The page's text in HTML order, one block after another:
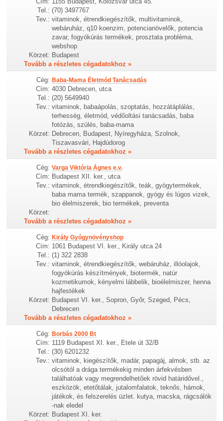
Tel.: (70) 3497767
Tev.: vitaminok, étrendkiegészítők, multivitaminok,
webáruház, q10 koenzim, potencianövelők, potencia
zavar, fogyókúrás termékek, prosztata probléma,
webshop
Körzet: Budapest
Tovább a részletes cégadatokhoz »
Cég: Baba-Mama Életmód Tanácsadás
Cím: 4030 Debrecen, utca
Tel.: (20) 5649940
Tev.: vitaminok, babaápolás, szoptatás, hozzátáplálás,
terhesség, életmód, védőoltási tanácsadás, baba
fotózás, szülés, baba-mama
Körzet: Debrecen, Budapest, Nyíregyháza, Szolnok,
Tiszavasvári, Hajdúdorog
Tovább a részletes cégadatokhoz »
Cég: Varga Viktória Ágnes e.v.
Cím: Budapest XII. ker., utca
Tev.: vitaminok, étrendkiegészítők, teák, gyógytermékek,
baba mama termék, szappanok, gyógy és lúgos vizek,
bio élelmiszerek, bio termékek, preventa
Körzet:
Tovább a részletes cégadatokhoz »
Cég: Király Gyógynövényshop
Cím: 1061 Budapest VI. ker., Király utca 24
Tel.: (1) 322 2838
Tev.: vitaminok, étrendkiegészítők, webáruház, illóolajok,
fogyókúrás készítmények, biotermék, natúr
kozmetikumok, kényelmi lábbelik, bioélelmiszer, henna
hajfestékek
Körzet: Budapest VI. ker., Sopron, Győr, Szeged, Pécs,
Debrecen
Tovább a részletes cégadatokhoz »
Cég: Borbás 2000 Bt
Cím: 1119 Budapest XI. ker., Etele út 32/B
Tel.: (30) 6201232
Tev.: vitaminok, kiegészítők, madár, papagáj, almok, stb. az
olcsótól a drága termékekig minden árfekvésben
találhatóak vagy megrendelhetőek rövid határidővel.,
eszközök, etetőtálak, jutalomfalatok, teknős, hámok,
játékok, és felszerelés üzlet. kutya, macska, rágcsálók
-nak eledel
Körzet: Budapest XI. ker.